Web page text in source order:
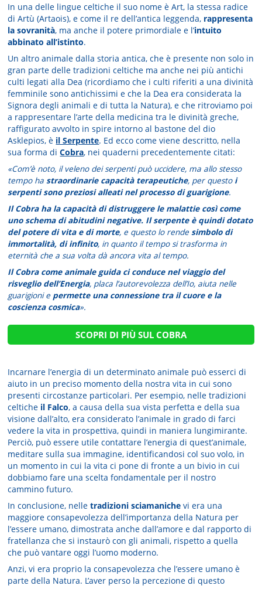
In una delle lingue celtiche il suo nome è Art, la stessa radice
di Artù (Artaois), e come il re dell’antica leggenda, rappresenta
la sovranità, ma anche il potere primordiale e l’intuito
abbinato all’istinto.
Un altro animale dalla storia antica, che è presente non solo in
gran parte delle tradizioni celtiche ma anche nei più antichi
culti legati alla Dea (ricordiamo che i culti riferiti a una divinità
femminile sono antichissimi e che la Dea era considerata la
Signora degli animali e di tutta la Natura), e che ritroviamo poi
a rappresentare l’arte della medicina tra le divinità greche,
raffigurato avvolto in spire intorno al bastone del dio
Asklepios, è il Serpente. Ed ecco come viene descritto, nella
sua forma diCobra, nei quaderni precedentemente citati:
«Com’è noto, il veleno dei serpenti può uccidere, ma allo stesso
tempo hastraordinarie capacità terapeutiche, per questo i
serpenti sono preziosi alleati nel processo di guarigione.
Il Cobra ha la capacità di distruggere le malattie così come
uno schema di abitudini negative. Il serpente è quindi dotato
del potere di vita e di morte, e questo lo rendesimbolo di
immortalità, di infinito, in quanto il tempo si trasforma in
eternità che a sua volta dà ancora vita al tempo.
Il Cobra come animale guida ci conduce nel viaggio del
risveglio dell’Energia, placa l’autorevolezza dell’Io, aiuta nelle
guarigioni e permette una connessione tra il cuore e la
coscienza cosmica».
SCOPRI DI PIÙ SUL COBRA
Incarnare l’energia di un determinato animale può esserci di
aiuto in un preciso momento della nostra vita in cui sono
presenti circostanze particolari. Per esempio, nelle tradizioni
celtiche il Falco, a causa della sua vista perfetta e della sua
visione dall’alto, era considerato l’animale in grado di farci
vedere la vita in prospettiva, quindi in maniera lungimirante.
Perciò, può essere utile contattare l’energia di quest’animale,
meditare sulla sua immagine, identificandosi col suo volo, in
un momento in cui la vita ci pone di fronte a un bivio in cui
dobbiamo fare una scelta fondamentale per il nostro
cammino futuro.
In conclusione, nelletradizioni sciamaniche vi era una
maggiore consapevolezza dell’importanza della Natura per
l’essere umano, dimostrata anche dall’amore e dal rapporto di
fratellanza che si instaurò con gli animali, rispetto a quella
che può vantare oggi l’uomo moderno.
Anzi, vi era proprio la consapevolezza che l’essere umano è
parte della Natura. L’aver perso la percezione di questo